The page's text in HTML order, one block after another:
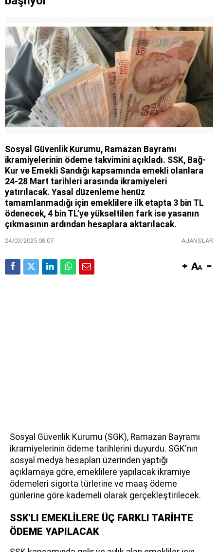
Sosyal Güvenlik Kurumu, Ramazan Bayramı
ikramiyelerinin ödeme takvimini açıkladı. SSK, Bağ-
Kur ve Emekli Sandığı kapsamında emekli olanlara
24-28 Mart tarihleri arasında ikramiyeleri
yatırılacak. Yasal düzenleme henüz
tamamlanmadığı için emeklilere ilk etapta 3 bin TL
ödenecek, 4 bin TL’ye yükseltilen fark ise yasanın
çıkmasının ardından hesaplara aktarılacak.
24/03/2025 08:07 AJANSLAR
Sosyal Güvenlik Kurumu (SGK), Ramazan Bayramı
ikramiyelerinin ödeme tarihlerini duyurdu. SGK'nın
sosyal medya hesapları üzerinden yaptığı
açıklamaya göre, emeklilere yapılacak ikramiye
ödemeleri sigorta türlerine ve maaş ödeme
günlerine göre kademeli olarak gerçekleştirilecek.
SSK’LI EMEKLİLERE ÜÇ FARKLI TARİHTE
ÖDEME YAPILACAK